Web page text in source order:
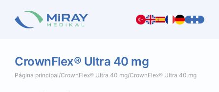
CrownFlex® Ultra 40 mg
Página principal/CrownFlex® Ultra 40 mg/CrownFlex® Ultra 40 mg